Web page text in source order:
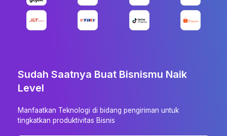
Sudah Saatnya Buat Bisnismu Naik
Level
Manfaatkan Teknologi di bidang pengiriman untuk
tingkatkan produktivitas Bisnis